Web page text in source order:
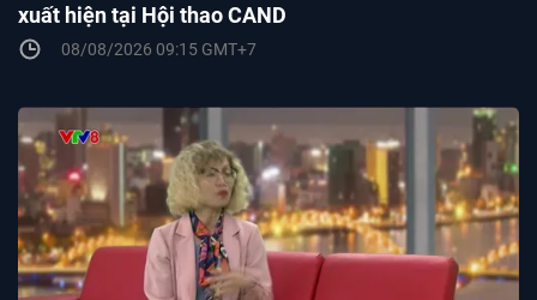
xuất hiện tại Hội thao CAND
08/08/2026 09:15 GMT+7